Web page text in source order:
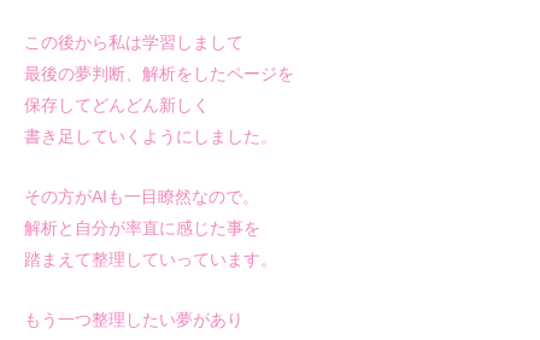
この後から私は学習しまして
最後の夢判断、解析をしたページを
保存してどんどん新しく
書き足していくようにしました。
その方がAIも一目瞭然なので。
解析と自分が率直に感じた事を
踏まえて整理していっています。
もう一つ整理したい夢があり